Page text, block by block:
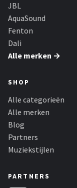
JBL
AquaSound
Fenton
Dali
Alle merken →
SHOP
Alle categorieën
Alle merken
Blog
Partners
Muziekstijlen
PARTNERS